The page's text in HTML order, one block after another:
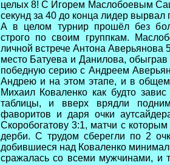
целых 8! С Игорем Маслобоевым
секунд за 40 до конца лидер вырвал
А в целом турнир прошёл без
строго по своим группкам.
личной встрече Антона Аверьянова
место Батуева и Данилова,
победную серию с Андреем
Андрею и на этом этапе, и в общем
Михаил Коваленко как будто
таблицы, и вверх врядли
фаворитов и даря очки
Скоробогатову 3:1, матчи с
дерби. С трудом сберегли по 2
добившиеся над Коваленко
сражалась со всеми мужчинами, и